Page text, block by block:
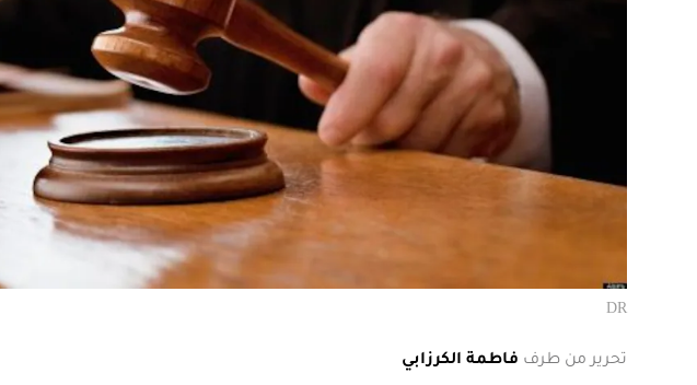
DR
تحرير من طرف فاطمة الكرزابي